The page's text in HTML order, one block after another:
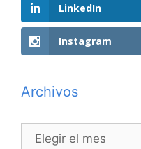
LinkedIn
Instagram
Archivos
Archivos